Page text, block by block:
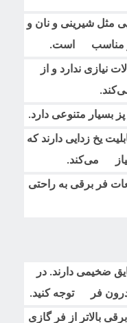
مثل شیرینی و نان و
مناسب است.
نیازی ندارد و از
بسیار متنوعی دارد.
یخ زدایی دارند که
می‌کند.
فر برقی به راحتی
ضخیمی دارند. در
درون فر توجه کنید.
بالاتر از فر گازی